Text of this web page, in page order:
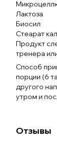
Лактоза
Биосил
Стеарат
Продукт
тренера
Способ
порции (6
другого
утром и
Отзывы